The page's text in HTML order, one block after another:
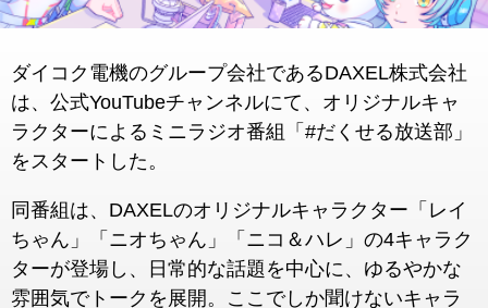
ダイコク電機のグループ会社であるDAXEL株式会社
は、公式YouTubeチャンネルにて、オリジナルキャ
ラクターによるミニラジオ番組「#だくせる放送部」
をスタートした。
同番組は、DAXELのオリジナルキャラクター「レイ
ちゃん」「ニオちゃん」「ニコ＆ハレ」の4キャラク
ターが登場し、日常的な話題を中心に、ゆるやかな
雰囲気でトークを展開。ここでしか聞けないキャラ